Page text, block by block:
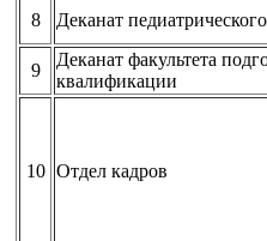
8
Деканат
9
Деканат факультета
квалификации
10 Отдел кадров